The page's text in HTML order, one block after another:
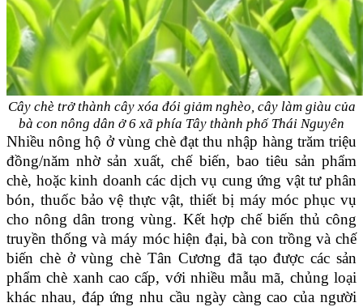
Cây chè trở thành cây xóa đói giảm nghèo, cây làm giàu của
bà con nông dân ở 6 xã phía Tây thành phố Thái Nguyên
Nhiều nông hộ ở vùng chè đạt thu nhập hàng trăm triệu
đồng/năm nhờ sản xuất, chế biến, bao tiêu sản phẩm
chè, hoặc kinh doanh các dịch vụ cung ứng vật tư phân
bón, thuốc bảo vệ thực vật, thiết bị máy móc phục vụ
cho nông dân trong vùng. Kết hợp chế biến thủ công
truyền thống và máy móc hiện đại, bà con trồng và chế
biến chè ở vùng chè Tân Cương đã tạo được các sản
phẩm chè xanh cao cấp, với nhiều mẫu mã, chủng loại
khác nhau, đáp ứng nhu cầu ngày càng cao của người